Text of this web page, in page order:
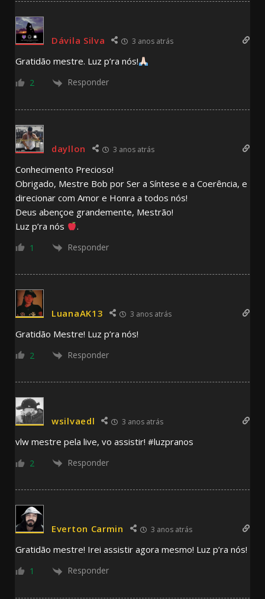
Dávila Silva 3 anos atrás
Gratidão mestre. Luz p’ra nós!
2 Responder
dayllon 3 anos atrás
Conhecimento Precioso!
Obrigado, Mestre Bob por Ser a Síntese e a Coerência, e
direcionar com Amor e Honra a todos nós!
Deus abençoe grandemente, Mestrão!
Luz p’ra nós
.
1 Responder
LuanaAK13 3 anos atrás
Gratidão Mestre! Luz p’ra nós!
2 Responder
wsilvaedl 3 anos atrás
vlw mestre pela live, vo assistir! #luzpranos
2 Responder
Everton Carmin 3 anos atrás
Gratidão mestre! Irei assistir agora mesmo! Luz p’ra nós!
1 Responder